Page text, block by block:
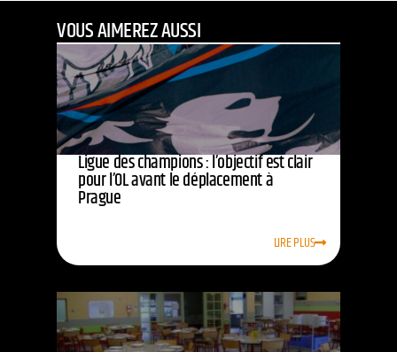
VOUS AIMEREZ AUSSI
Ligue des champions : l’objectif est clair
pour l’OL avant le déplacement à
Prague
LIRE PLUS